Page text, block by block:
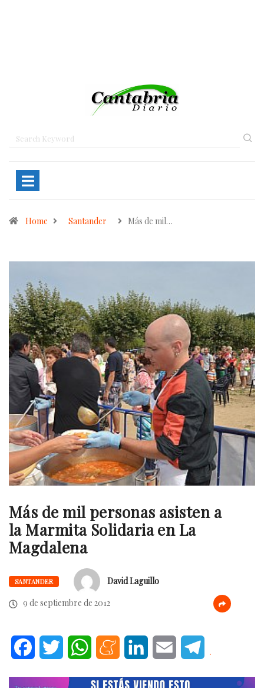
Home Santander Más de mil…
Más de mil personas asisten a
la Marmita Solidaria en La
Magdalena
SANTANDER
David Laguillo
9 de septiembre de 2012
FacebookTwitter WhatsAppMeneameLinkedInEmail .